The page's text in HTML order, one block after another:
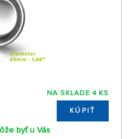
NA SKLADE 4 KS
KÚPIŤ
byť u Vás